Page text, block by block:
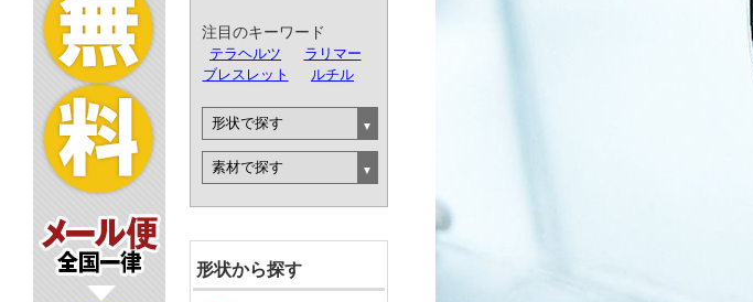
注目のキーワード
テラヘルツ
ラリマー
ブレスレット
ルチル
形状から探す